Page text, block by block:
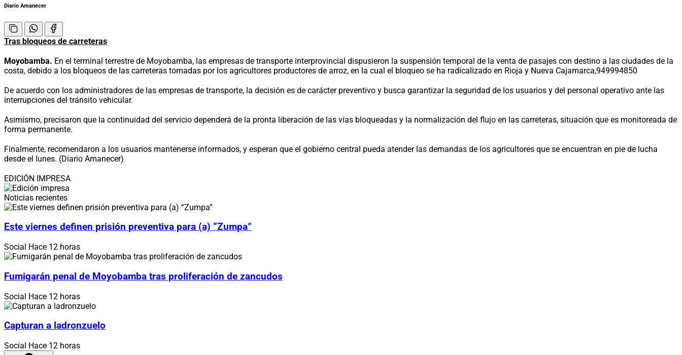
Diario Amanecer
Tras bloqueos de carreteras
Moyobamba. En el terminal terrestre de Moyobamba, las empresas de transporte interprovincial dispusieron la suspensión temporal de la venta de pasajes con destino a las ciudades de la
costa, debido a los bloqueos de las carreteras tomadas por los agricultores productores de arroz, en la cual el bloqueo se ha radicalizado en Rioja y Nueva Cajamarca,949994850
De acuerdo con los administradores de las empresas de transporte, la decisión es de carácter preventivo y busca garantizar la seguridad de los usuarios y del personal operativo ante las
interrupciones del tránsito vehicular.
Asimismo, precisaron que la continuidad del servicio dependerá de la pronta liberación de las vías bloqueadas y la normalización del flujo en las carreteras, situación que es monitoreada de
forma permanente.
Finalmente, recomendaron a los usuarios mantenerse informados, y esperan que el gobierno central pueda atender las demandas de los agricultores que se encuentran en pie de lucha
desde el lunes. (Diario Amanecer)
EDICIÓN IMPRESA
Noticias recientes
Este viernes definen prisión preventiva para (a) “Zumpa”
Social Hace 12 horas
Fumigarán penal de Moyobamba tras proliferación de zancudos
Social Hace 12 horas
Capturan a ladronzuelo
Social Hace 12 horas